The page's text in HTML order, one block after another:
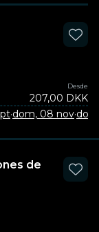
Desde
207,00 DKK
·dom, 08 nov·
de